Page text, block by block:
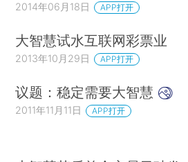
2014年06月18日 APP打开
大智慧试水互联网彩票业
2013年10月29日 APP打开
议题：稳定需要大智慧
2011年11月11日 APP打开